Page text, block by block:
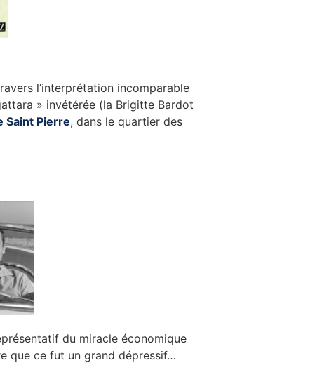
l’interprétation incomparable
» invétérée (la Brigitte Bardot
Saint Pierre, dans le quartier des
du miracle économique
que ce fut un grand dépressif…